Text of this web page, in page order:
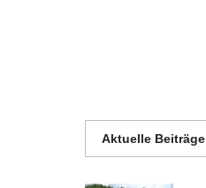
Aktuelle Beiträge